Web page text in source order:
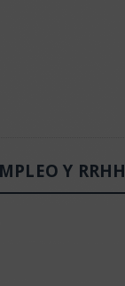
Y RRHH